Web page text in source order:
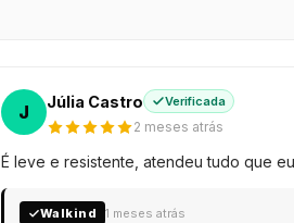
J Júlia Castro Verificada
2 meses atrás
É leve e resistente, atendeu tudo que
Walkind 1 meses atrás